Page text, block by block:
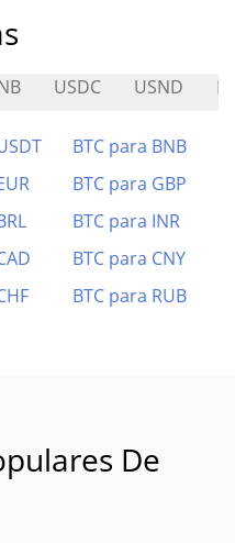
USDC USND
BTC para BNB
BTC para GBP
BTC para INR
BTC para CNY
BTC para RUB
De